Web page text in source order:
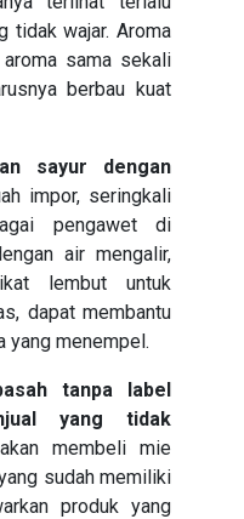
tidak wajar. Aroma
sama sekali
berbau kuat
sayur dengan
impor, seringkali
pengawet di
air mengalir,
lembut untuk
dapat membantu
yang menempel.
tanpa label
yang tidak
membeli mie
sudah memiliki
produk yang